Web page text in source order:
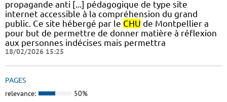
propagande anti [...] pédagogique de type site
internet accessible à la compréhension du grand
public. Ce site hébergé par le CHU de Montpellier a
pour but de permettre de donner matière à réflexion
aux personnes indécises mais permettra
18/02/2026 15:25
PAGES
relevance: 50%